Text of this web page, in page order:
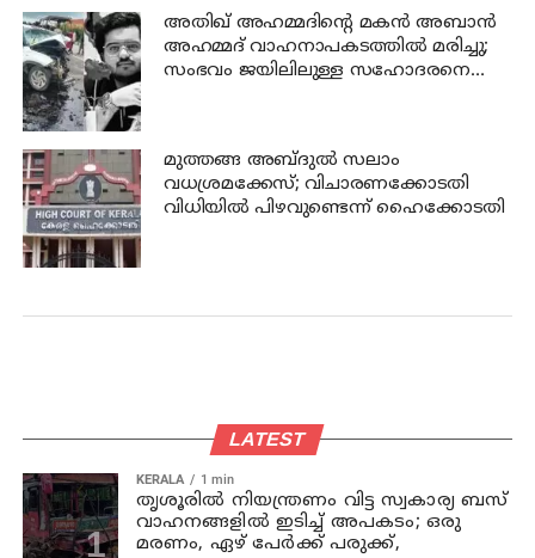
അതിഖ് അഹമ്മദിന്റെ മകന്‍ അബാന്‍
അഹമ്മദ് വാഹനാപകടത്തില്‍ മരിച്ചു;
സംഭവം ജയിലിലുള്ള സഹോദരനെ
മുത്തങ്ങ അബ്ദുല്‍ സലാം
വധശ്രമക്കേസ്; വിചാരണക്കോടതി
വിധിയില്‍ പിഴവുണ്ടെന്ന് ഹൈക്കോടതി
LATEST
KERALA 1 min
തൃശൂരില്‍ നിയന്ത്രണം വിട്ട സ്വകാര്യ ബസ്
വാഹനങ്ങളില്‍ ഇടിച്ച് അപകടം; ഒരു
മരണം, ഏഴ് പേര്‍ക്ക് പരുക്ക്,